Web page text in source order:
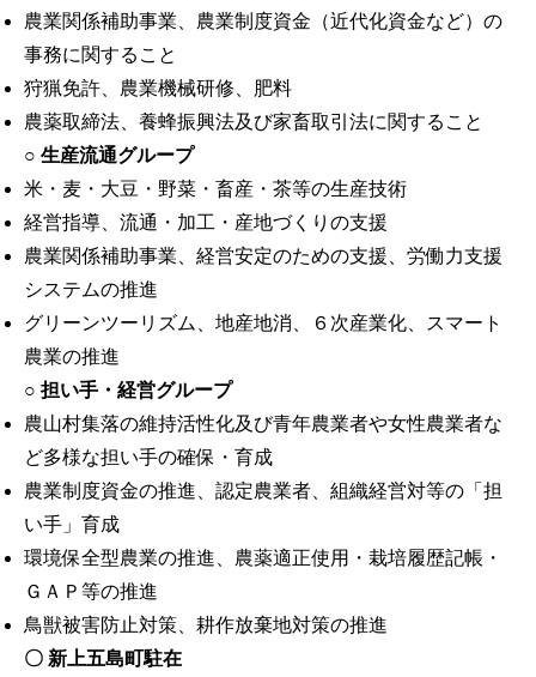
農業関係補助事業、農業制度資金（近代化資金など）の
事務に関すること
狩猟免許、農業機械研修、肥料
農薬取締法、養蜂振興法及び家畜取引法に関すること
○ 生産流通グループ
米・麦・大豆・野菜・畜産・茶等の生産技術
経営指導、流通・加工・産地づくりの支援
農業関係補助事業、経営安定のための支援、労働力支援
システムの推進
グリーンツーリズム、地産地消、６次産業化、スマート
農業の推進
○ 担い手・経営グループ
農山村集落の維持活性化及び青年農業者や女性農業者な
ど多様な担い手の確保・育成
農業制度資金の推進、認定農業者、組織経営対等の「担
い手」育成
環境保全型農業の推進、農薬適正使用・栽培履歴記帳・
ＧＡＰ等の推進
鳥獣被害防止対策、耕作放棄地対策の推進
〇 新上五島町駐在